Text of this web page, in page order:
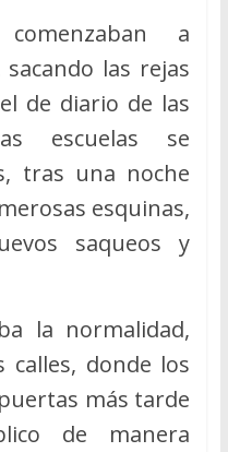
a
las rejas
de diario de las
escuelas se
tras una noche
esquinas,
saqueos y
la normalidad,
calles, donde los
más tarde
de manera